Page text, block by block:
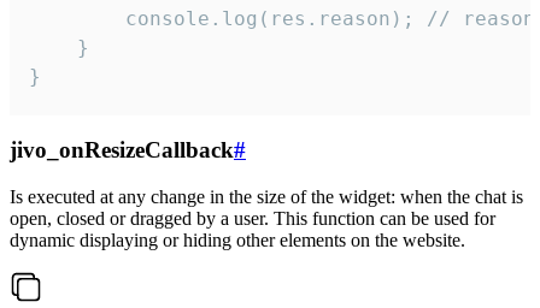
console.log(res.reason); //
    }
}
jivo_onResizeCallback#
Is executed at any change in the size of the widget: when the chat is
open, closed or dragged by a user. This function can be used for
dynamic displaying or hiding other elements on the website.